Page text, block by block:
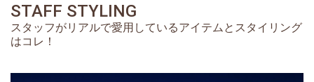
STAFF STYLING
スタッフがリアルで愛用しているアイテムとスタイリング
はコレ！